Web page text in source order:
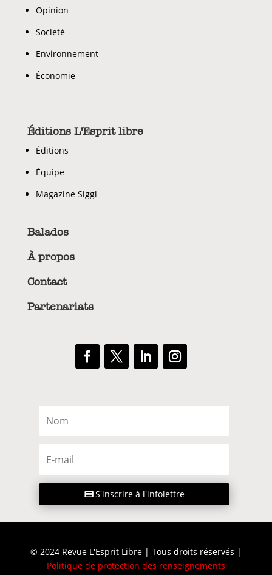
Opinion
Societé
Environnement
Économie
Éditions L'Esprit libre
Éditions
Équipe
Magazine Siggi
Balados
À propos
Contact
Partenariats
S'inscrire à l'infolettre
© 2024 Revue L'Esprit Libre | Tous droits réservés |
Politique de protection des renseignements